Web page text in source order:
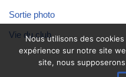
Sortie photo
Vie du club
Nous utilisons des
expérience sur notre site
site, nous